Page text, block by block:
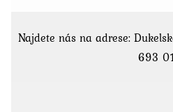
Najdete nás na adrese:
693 01